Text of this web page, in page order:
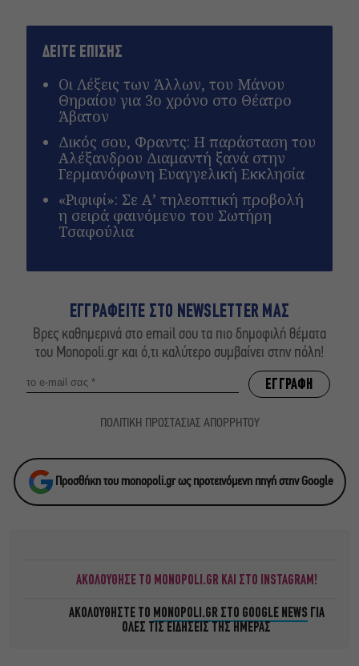
ΔΕΙΤΕ ΕΠΙΣΗΣ
Οι Λέξεις των Άλλων, του Μάνου
Θηραίου για 3ο χρόνο στο Θέατρο
Άβατον
Δικός σου, Φραντς: Η παράσταση του
Αλέξανδρου Διαμαντή ξανά στην
Γερμανόφωνη Ευαγγελική Εκκλησία
«Ριφιφί»: Σε Α’ τηλεοπτική προβολή
η σειρά φαινόμενο του Σωτήρη
Τσαφούλια
ΕΓΓΡΑΦΕΙΤΕ ΣΤΟ NEWSLETTER ΜΑΣ
Βρες καθημερινά στο email σου τα πιο δημοφιλή θέματα
του Monopoli.gr και ό,τι καλύτερο συμβαίνει στην πόλη!
ΠΟΛΙΤΙΚΗ ΠΡΟΣΤΑΣΙΑΣ ΑΠΟΡΡΗΤΟΥ
Προσθήκη του monopoli.gr ως προτεινόμενη πηγή στην Google
ΑΚΟΛΟΥΘΗΣΕ ΤΟ MONOPOLI.GR ΚΑΙ ΣΤΟ INSTAGRAM!
ΑΚΟΛΟΥΘΗΣΤΕ ΤΟ MONOPOLI.GR ΣΤΟ GOOGLE NEWS ΓΙΑ
ΟΛΕΣ ΤΙΣ ΕΙΔΗΣΕΙΣ ΤΗΣ ΗΜΕΡΑΣ